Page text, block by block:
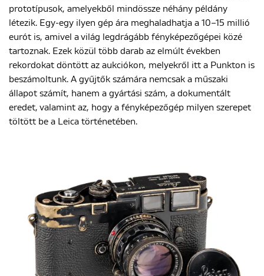
prototípusok, amelyekből mindössze néhány példány
létezik. Egy-egy ilyen gép ára meghaladhatja a 10–15 millió
eurót is, amivel a világ legdrágább fényképezőgépei közé
tartoznak. Ezek közül több darab az elmúlt években
rekordokat döntött az aukciókon, melyekről itt a Punkton is
beszámoltunk. A gyűjtők számára nemcsak a műszaki
állapot számít, hanem a gyártási szám, a dokumentált
eredet, valamint az, hogy a fényképezőgép milyen szerepet
töltött be a Leica történetében.